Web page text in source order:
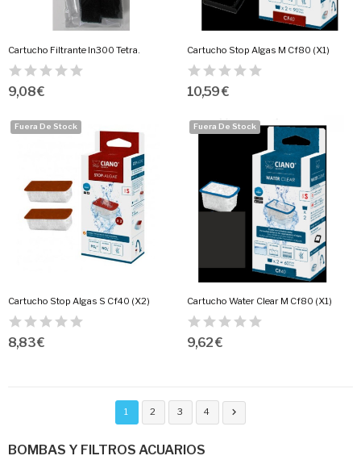
BOMBAS Y FILTROS ACUARIOS
Cartucho Filtrante In300 Tetra.
9,08 €
Cartucho Stop Algas M Cf80 (X1)
10,59 €
Fuera De Stock
Cartucho Stop Algas S Cf40 (X2)
8,83 €
Fuera De Stock
Cartucho Water Clear M Cf80 (X1)
9,62 €
1 2 3 4 